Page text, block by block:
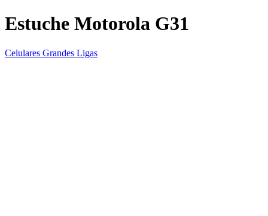
Estuche Motorola G31
Celulares Grandes Ligas